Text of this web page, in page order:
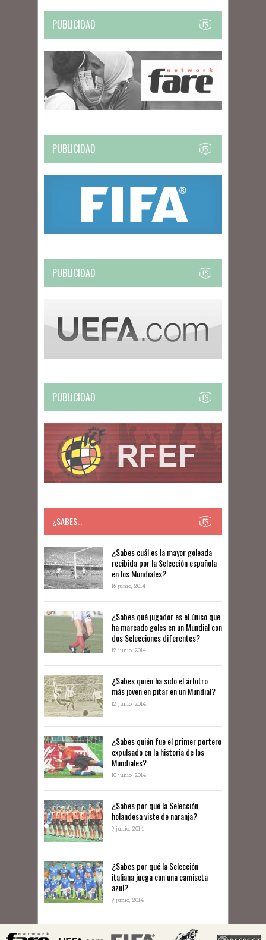
PUBLICIDAD
PUBLICIDAD
PUBLICIDAD
PUBLICIDAD
¿SABES…
​​¿Sabes cuál es la mayor goleada
recibida por la Selección española
en los Mundiales?
16 junio, 2014
¿Sabes qué jugador es el único que
ha marcado goles en un Mundial con
dos Selecciones diferentes?
12 junio, 2014
¿Sabes quién ha sido el árbitro
más joven en pitar en un Mundial?
12 junio, 2014
¿Sabes quién fue el primer portero
expulsado en la historia de los
Mundiales?
10 junio, 2014
​¿Sabes por qué la Selección
holandesa viste de naranja?
9 junio, 2014
¿Sabes por qué la Selección
italiana juega con una camiseta
azul?
9 junio, 2014